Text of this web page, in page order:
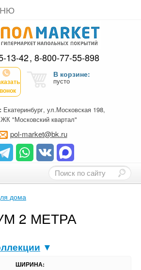
13-42 8-800-77-55-898
В корзине:
пусто
Екатеринбург, ул.Московская 198,
ЖК "Московский квартал"
pol-market@bk.ru
дома
2 МЕТРА
▼
ШИРИНА: